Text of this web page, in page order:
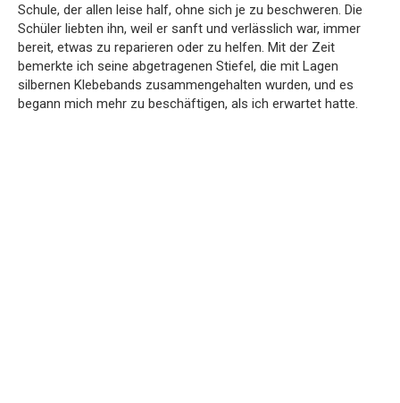
Schule, der allen leise half, ohne sich je zu beschweren. Die
Schüler liebten ihn, weil er sanft und verlässlich war, immer
bereit, etwas zu reparieren oder zu helfen. Mit der Zeit
bemerkte ich seine abgetragenen Stiefel, die mit Lagen
silbernen Klebebands zusammengehalten wurden, und es
begann mich mehr zu beschäftigen, als ich erwartet hatte.